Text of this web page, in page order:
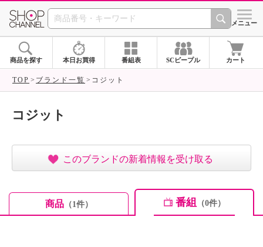
SHOP CHANNEL ショッ
メニュー
商品を探す 本日お買得 番組表 SCピープル カート
TOP ブランド一覧 コジット
コジット
このブランドの新着情報を受け取る
商品（1件） 番組 （0件）